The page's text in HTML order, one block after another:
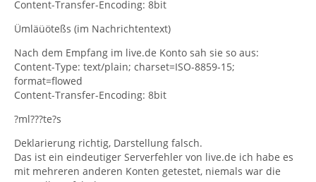
Content-Transfer-Encoding: 8bit
Ümläüöteßs (im Nachrichtentext)
Nach dem Empfang im live.de Konto sah sie so aus:
Content-Type: text/plain; charset=ISO-8859-15;
format=flowed
Content-Transfer-Encoding: 8bit
?ml???te?s
Deklarierung richtig, Darstellung falsch.
Das ist ein eindeutiger Serverfehler von live.de ich habe es
mit mehreren anderen Konten getestet, niemals war die